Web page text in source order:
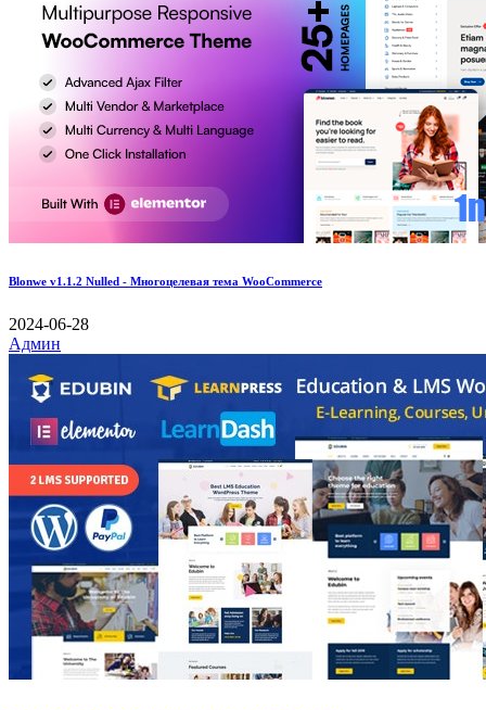
Blonwe v1.1.2 Nulled - Многоцелевая тема WooCommerce
2024-06-28
Админ